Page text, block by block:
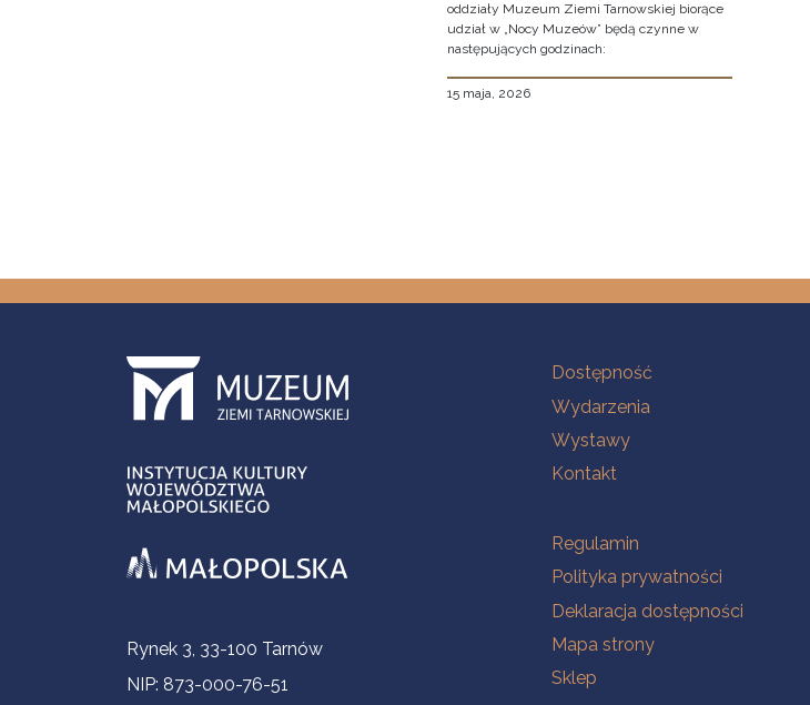
oddziały Muzeum Ziemi Tarnowskiej biorące
udział w „Nocy Muzeów” będą czynne w
następujących godzinach:
15 maja, 2026
Informacje kontaktowe
Rynek 3, 33-100 Tarnów
NIP: 873-000-76-51
Na skróty
Dostępność
Wydarzenia
Wystawy
Kontakt
Na skróty
Regulamin
Polityka prywatności
Deklaracja dostępności
Mapa strony
Sklep